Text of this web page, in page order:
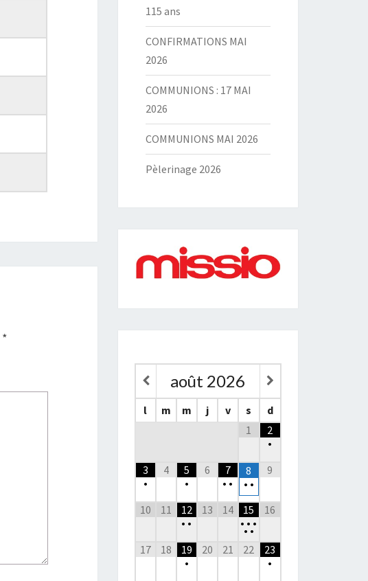
*
115 ans
CONFIRMATIONS MAI
2026
COMMUNIONS : 17 MAI
2026
COMMUNIONS MAI 2026
Pèlerinage 2026
août 2026
l m m j v s
d
1
2
•
3
•
4
5
•
6
7
• •
8
• •
9
10 11
12
• •
13 14
15
• • •
••
16
17 18
19
•
20 21 22
23
•